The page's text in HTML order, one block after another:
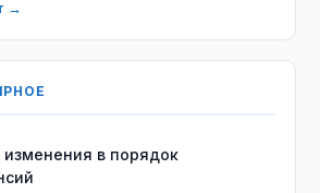
→
в порядок